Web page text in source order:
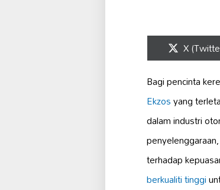
Share
on
X
Bagi pencinta
Ekzosyang
dalam industri
terhadap
berkualiti tinggi